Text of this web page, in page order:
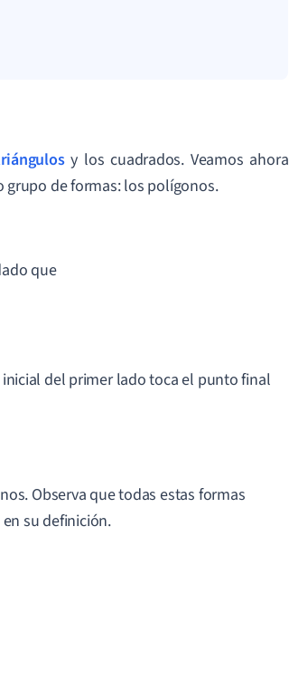
y los cuadrados. Veamos ahora
de formas: los polígonos.
que
del primer lado toca el punto final
Observa que todas estas formas
su definición.